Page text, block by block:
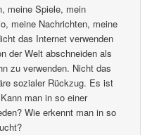
meine Spiele, mein
meine Nachrichten, meine
das Internet verwenden
der Welt abschneiden als
zu verwenden. Nicht das
sozialer Rückzug. Es ist
man in so einer
Wie erkennt man in so